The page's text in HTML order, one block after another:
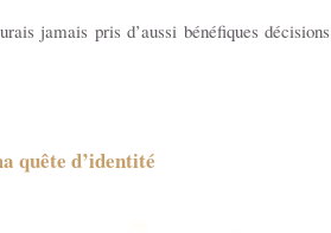
jamais pris d’aussi bénéfiques décisions
quête d’identité